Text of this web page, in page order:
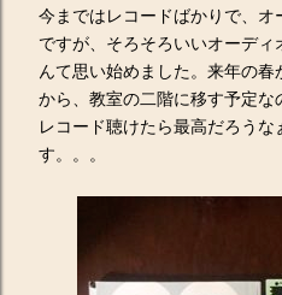
今まではレコードばかりで、
ですが、そろそろいいオーディ
んて思い始めました。来年の
から、教室の二階に移す予定
レコード聴けたら最高だろうな
す。。。